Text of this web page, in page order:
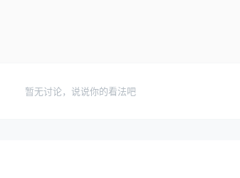
暂无讨论，说说你的看法吧